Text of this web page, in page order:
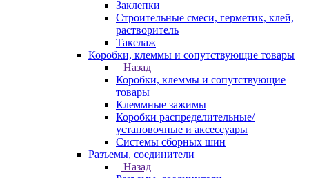
Заклепки
Строительные смеси, герметик, клей,
растворитель
Такелаж
Коробки, клеммы и сопутствующие товары
Назад
Коробки, клеммы и сопутствующие
товары
Клеммные зажимы
Коробки распределительные/
установочные и аксессуары
Системы сборных шин
Разъемы, соединители
Назад